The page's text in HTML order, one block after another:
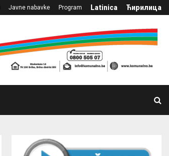
Javne nabavke Program Latinica Ћирилица